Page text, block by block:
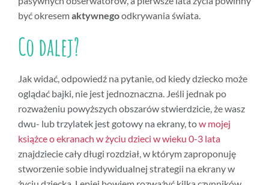
być okresemaktywnegoodkrywania świata.
Co dalej?
Jak widać, odpowiedź na pytanie, od kiedy dziecko może
oglądać bajki, nie jest jednoznaczna. Jeśli jednak po
rozważeniu powyższych obszarów stwierdzicie, że wasz
dwu- lub trzylatek jest gotowy na ekrany, tow mojej
książce o ekranach w życiu dzieci w wieku 0-3 lata
znajdziecie cały długi rozdział, w którym zaproponuję
stworzenie sobie indywidualnej strategii na ekrany w